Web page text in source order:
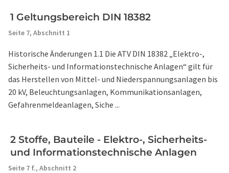
1 Geltungsbereich DIN 18382
Seite 7, Abschnitt 1
Historische Änderungen 1.1 Die ATV DIN 18382 „Elektro-,
Sicherheits- und Informationstechnische Anlagen“ gilt für
das Herstellen von Mittel- und Niederspannungsanlagen bis
20 kV, Beleuchtungsanlagen, Kommunikationsanlagen,
Gefahrenmeldeanlagen, Siche ...
2 Stoffe, Bauteile - Elektro-, Sicherheits-
und Informationstechnische Anlagen
Seite 7 f., Abschnitt 2